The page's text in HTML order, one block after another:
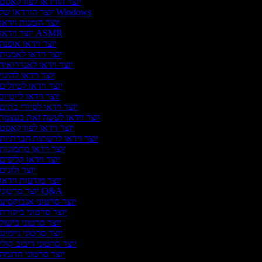
יוצר הווידאו של Windows
יוצר הזמנות
יוצר וידאו ASMR
יוצר וידאו
יוצר וידאו
יוצר וידאו
יוצר וידאו
יוצר וידאו
יוצר וידאו
יוצר וידאו לסיורי
יוצר וידאו לעשה זאת
יוצר וידאו
יוצר וידאו לרשתות
יוצר וידאו
יוצר וידאו
יוצר
יוצר מודעות
יוצר סרטוני Q&A
יוצר סרטוני
יוצר סרטוני
יוצר סרטוני
יוצר סרטוני
יוצר סרטוני דיבוב
יוצר סרטוני